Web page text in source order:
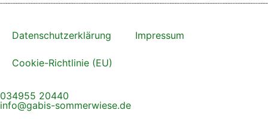
Datenschutzerklärung Impressum
Cookie-Richtlinie (EU)
034955 20440
info@gabis-sommerwiese.de